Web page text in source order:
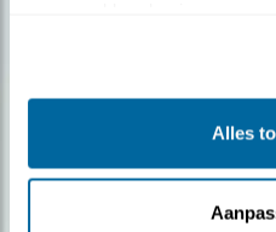
Alles
Ontvang 5 x Vogels